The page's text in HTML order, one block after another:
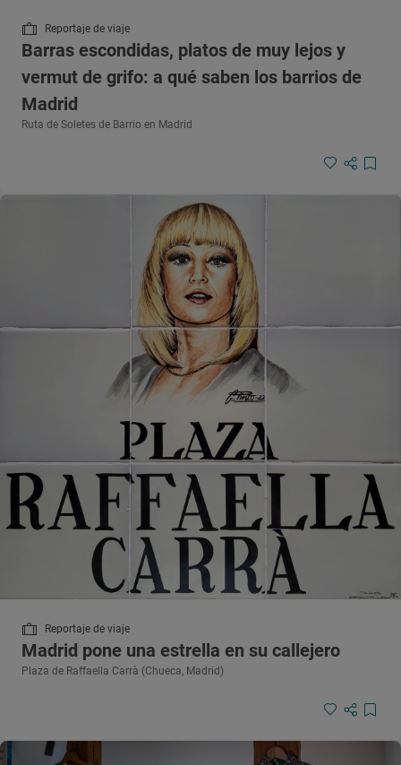
Reportaje de viaje
Barras escondidas, platos de muy lejos y
vermut de grifo: a qué saben los barrios de
Madrid
Ruta de Soletes de Barrio en Madrid
Reportaje de viaje
Madrid pone una estrella en su callejero
Plaza de Raffaella Carrà (Chueca, Madrid)